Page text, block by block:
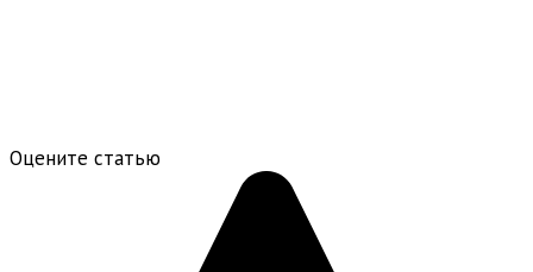
Оцените статью